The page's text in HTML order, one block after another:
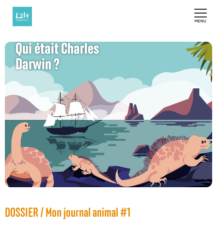
Qui était Charles
Darwin ?
DOSSIER / Mon journal animal #1